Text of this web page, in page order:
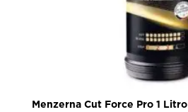
Menzerna Cut Force Pro 1 Litro